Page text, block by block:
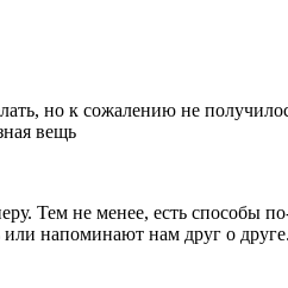
но к сожалению не
вещь
Тем не менее, есть способы
напоминают нам друг о